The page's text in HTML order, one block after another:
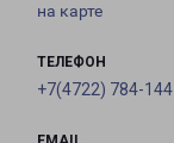
на карте
ТЕЛЕФОН
+7(4722) 784-144